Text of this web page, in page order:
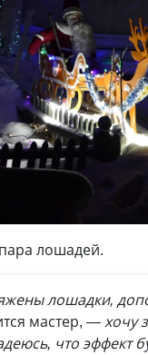
лошадей.
лошадки,
мастер, — хочу
что эффект